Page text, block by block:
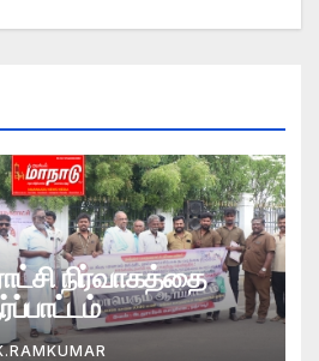
நிர்வாகத்தை